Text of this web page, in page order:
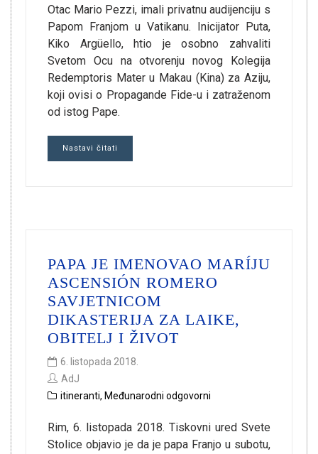
Otac Mario Pezzi, imali privatnu audijenciju s
Papom Franjom u Vatikanu. Inicijator Puta,
Kiko Argüello, htio je osobno zahvaliti
Svetom Ocu na otvorenju novog Kolegija
Redemptoris Mater u Makau (Kina) za Aziju,
koji ovisi o Propagande Fide-u i zatraženom
od istog Pape.
Nastavi čitati
PAPA JE IMENOVAO MARÍJU
ASCENSIÓN ROMERO
SAVJETNICOM
DIKASTERIJA ZA LAIKE,
OBITELJ I ŽIVOT
6. listopada 2018.
AdJ
itineranti, Međunarodni odgovorni
Rim, 6. listopada 2018. Tiskovni ured Svete
Stolice objavio je da je papa Franjo u subotu,